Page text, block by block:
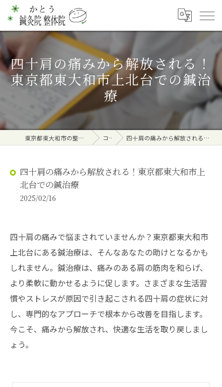
四十肩の痛みから解放される！
東京都東大和市上北台での鍼治
療
東京都東大和市の整体ならかとう鍼灸院 整体院 コラム 四十肩の痛みから解放される！東京都東大和市上北台での鍼治療
四十肩の痛みから解放される！東京都東大和市上
北台での鍼治療
2025/02/16
四十肩の痛みで悩まされていませんか？東京都東大和市
上北台にある鍼治療は、そんなあなたの助けとなるかも
しれません。鍼治療は、痛みのある肩の筋肉を和らげ、
より柔軟に動かせるように促します。さまざまな生活習
慣やストレスが原因で引き起こされる四十肩の症状に対
し、専門的なアプローチで根本から改善を目指します。
今こそ、痛みから解放され、快適な生活を取り戻しまし
ょう。